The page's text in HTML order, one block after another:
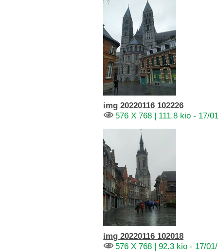
img 20220116 102226
576 X 768 | 111.8 kio - 17/
img 20220116 102018
576 X 768 | 92.3 kio - 17/